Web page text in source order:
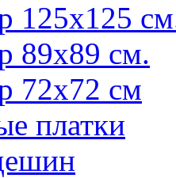
125х125
89х89 см.
72x72 см
платки